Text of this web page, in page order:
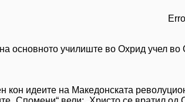
основното училиште во Охрид учел во
кон идеите на Македонската